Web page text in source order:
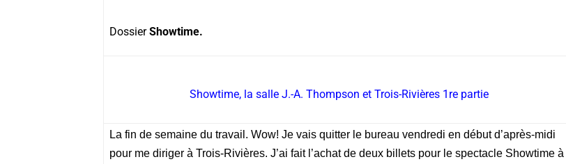
DossierShowtime.
Showtime, la salle J.-A. Thompson et Trois-Rivières 1re partie
La fin de semaine du travail. Wow! Je vais quitter le bureau vendredi en début d’après-midi
pour me diriger à Trois-Rivières. J’ai fait l’achat de deux billets pour le spectacle Showtime à